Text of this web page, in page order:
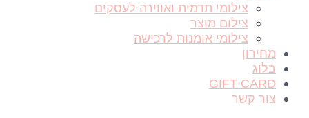
צילומי תדמית ואווירה לעסקים
צילום מוצר
צילומי אומנות לרכישה
מחירון
בלוג
GIFT CARD
צור קשר